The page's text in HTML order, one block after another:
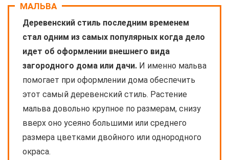
МАЛЬВА
Деревенский стиль последним временем
стал одним из самых популярных когда дело
идет об оформлении внешнего вида
загородного дома или дачи. И именно мальва
помогает при оформлении дома обеспечить
этот самый деревенский стиль. Растение
мальва довольно крупное по размерам, снизу
вверх оно усеяно большими или среднего
размера цветками двойного или однородного
окраса.